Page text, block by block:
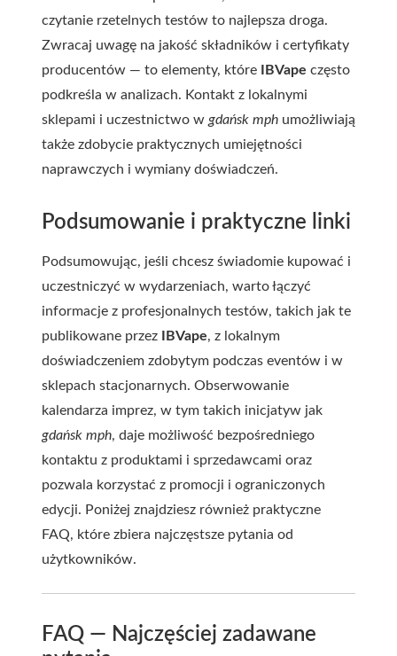
czytanie rzetelnych testów to najlepsza droga.
Zwracaj uwagę na jakość składników i certyfikaty
producentów — to elementy, które
IBVape często
podkreśla w analizach. Kontakt z lokalnymi
sklepami i uczestnictwo w gdańsk mph umożliwiają
także zdobycie praktycznych umiejętności
naprawczych i wymiany doświadczeń.
Podsumowanie i praktyczne linki
Podsumowując, jeśli chcesz świadomie kupować i
uczestniczyć w wydarzeniach, warto łączyć
informacje z profesjonalnych testów, takich jak te
publikowane przez
IBVape, z lokalnym
doświadczeniem zdobytym podczas eventów i w
sklepach stacjonarnych. Obserwowanie
kalendarza imprez, w tym takich inicjatyw jak
gdańsk mph, daje możliwość bezpośredniego
kontaktu z produktami i sprzedawcami oraz
pozwala korzystać z promocji i ograniczonych
edycji. Poniżej znajdziesz również praktyczne
FAQ, które zbiera najczęstsze pytania od
użytkowników.
FAQ — Najczęściej zadawane